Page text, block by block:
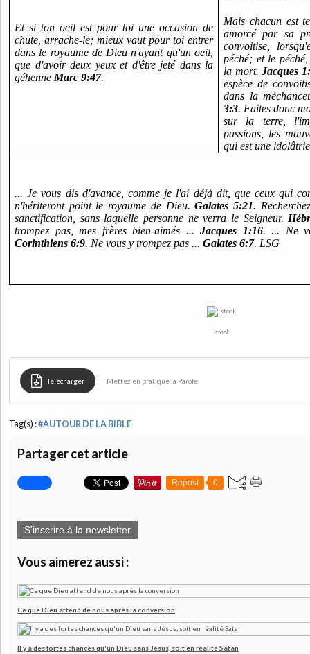
Et si ton oeil est pour toi une occasion de
chute, arrache-le; mieux vaut pour toi entrer
dans le royaume de Dieu n'ayant qu'un oeil,
que d'avoir deux yeux et d'être jeté dans la
géhenne Marc 9:47.
Mais chacun est
amorcé par sa
convoitise,
péché; et le
la mort.Jacques
espèce de
dans la
3:3. Faites donc
sur la terre,
passions, les
qui est une
... Je vous dis d'avance, comme je l'ai déjà dit, que ceux qui
n'hériteront point le royaume de Dieu.Galates 5:21.
sanctification, sans laquelle personne ne verra le Seigneur.
trompez pas, mes frères bien-aimés ...Jacques 1:16. ... Ne
Corinthiens 6:9. Ne vous y trompez pas ... Galates 6:7. LSG
istock
Télécharger Mettez en pratique la Parole
Tag(s) :#AUTOUR DE LA BIBLE
Partager cet article
Repost 0
S'inscrire à la newsletter
Vous aimerez aussi :
Ce que Dieu attend de nous après la conversion
Il y a des fortes chances qu'un Dieu sans Jésus, soit en réalité Satan